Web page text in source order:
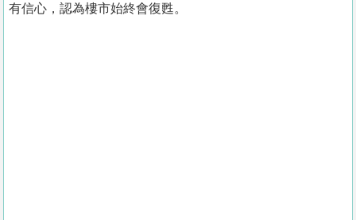
有信心，認為樓市始終會復甦。